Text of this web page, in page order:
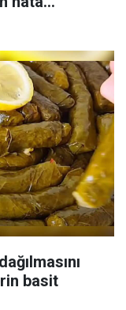
basit